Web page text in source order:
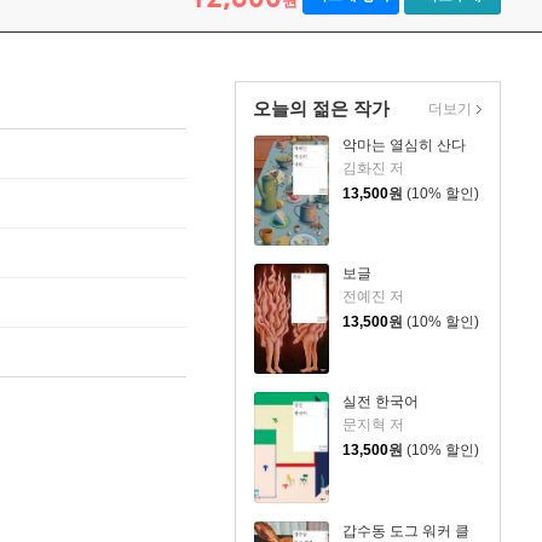
오늘의 젊은 작가
악마는 열심히 산다
김화진 저
13,500원 (10% 할인)
보글
전예진 저
13,500원 (10% 할인)
실전 한국어
문지혁 저
13,500원 (10% 할인)
갑수동 도그 워커 클
더보기